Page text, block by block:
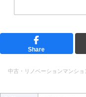
Share
中古・リノベーションマンシ